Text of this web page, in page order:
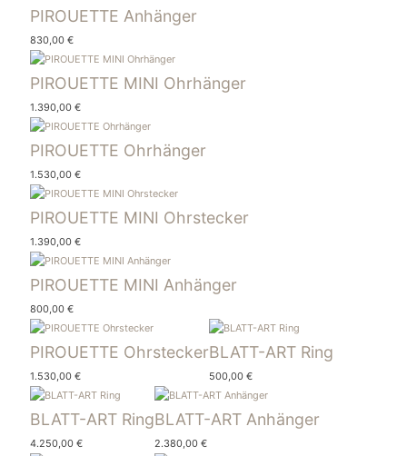
PIROUETTE Anhänger
830,00 €
PIROUETTE MINI Ohrhänger
1.390,00 €
PIROUETTE Ohrhänger
1.530,00 €
PIROUETTE MINI Ohrstecker
1.390,00 €
PIROUETTE MINI Anhänger
800,00 €
PIROUETTE Ohrstecker
1.530,00 €
BLATT-ART Ring
500,00 €
BLATT-ART Ring
4.250,00 €
BLATT-ART Anhänger
2.380,00 €